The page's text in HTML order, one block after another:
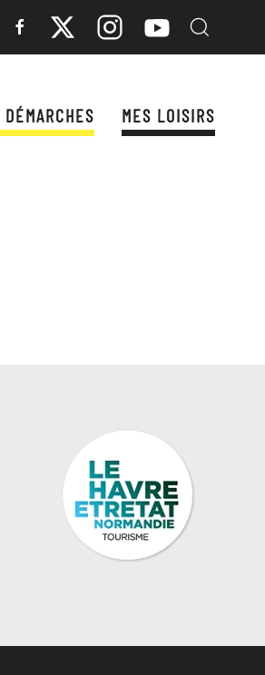
DÉMARCHES MES LOISIRS